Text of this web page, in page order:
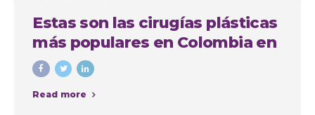
Estas son las cirugías plásticas
más populares en Colombia en
el último año
Read more